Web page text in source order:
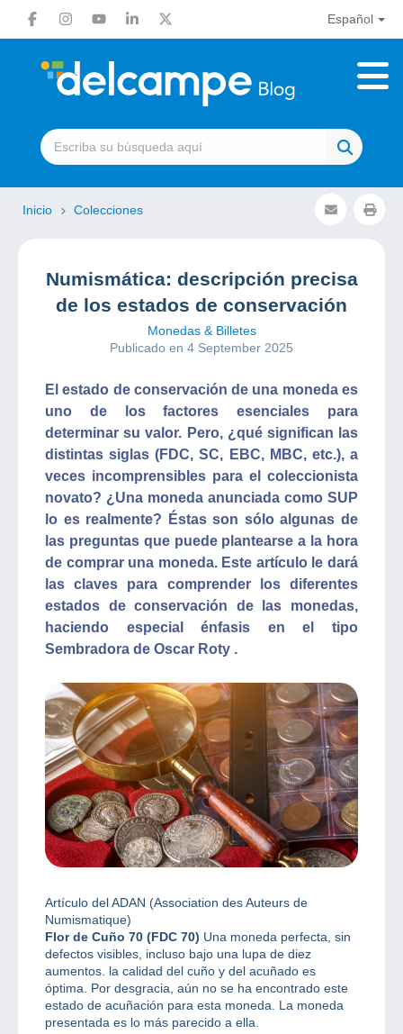
Español
Inicio Colecciones
Numismática: descripción precisa
de los estados de conservación
Monedas & Billetes
Publicado en 4 September 2025
El estado de conservación de una moneda es
uno de los factores esenciales para
determinar su valor. Pero, ¿qué significan las
distintas siglas (FDC, SC, EBC, MBC, etc.), a
veces incomprensibles para el coleccionista
novato? ¿Una moneda anunciada como SUP
lo es realmente? Éstas son sólo algunas de
las preguntas que puede plantearse a la hora
de comprar una moneda. Este artículo le dará
las claves para comprender los diferentes
estados de conservación de las monedas,
haciendo especial énfasis en el tipo
Sembradora de Oscar Roty .
Artículo del ADAN (Association des Auteurs de
Numismatique)
Flor de Cuño 70 (FDC 70) Una moneda perfecta, sin
defectos visibles, incluso bajo una lupa de diez
aumentos. la calidad del cuño y del acuñado es
óptima. Por desgracia, aún no se ha encontrado este
estado de acuñación para esta moneda. La moneda
presentada es lo más parecido a ella.